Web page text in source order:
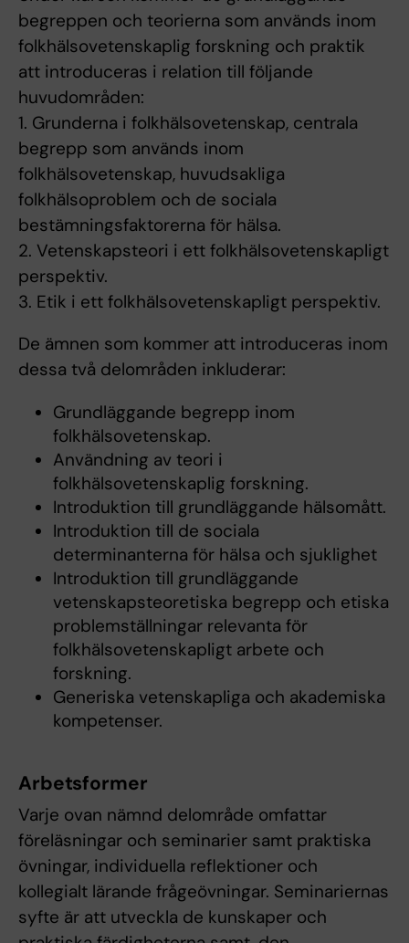
begreppen och teorierna som används inom
folkhälsovetenskaplig forskning och praktik
att introduceras i relation till följande
huvudområden:
1. Grunderna i folkhälsovetenskap, centrala
begrepp som används inom
folkhälsovetenskap, huvudsakliga
folkhälsoproblem och de sociala
bestämningsfaktorerna för hälsa.
2. Vetenskapsteori i ett folkhälsovetenskapligt
perspektiv.
3. Etik i ett folkhälsovetenskapligt perspektiv.
De ämnen som kommer att introduceras inom
dessa två delområden inkluderar:
Grundläggande begrepp inom
folkhälsovetenskap.
Användning av teori i
folkhälsovetenskaplig forskning.
Introduktion till grundläggande hälsomått.
Introduktion till de sociala
determinanterna för hälsa och sjuklighet
Introduktion till grundläggande
vetenskapsteoretiska begrepp och etiska
problemställningar relevanta för
folkhälsovetenskapligt arbete och
forskning.
Generiska vetenskapliga och akademiska
kompetenser.
Arbetsformer
Varje ovan nämnd delområde omfattar
föreläsningar och seminarier samt praktiska
övningar, individuella reflektioner och
kollegialt lärande frågeövningar. Seminariernas
syfte är att utveckla de kunskaper och